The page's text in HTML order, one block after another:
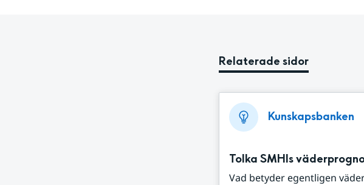
Relaterade sidor
Kunskapsbanken
Tolka SMHIs
Vad betyder egentligen